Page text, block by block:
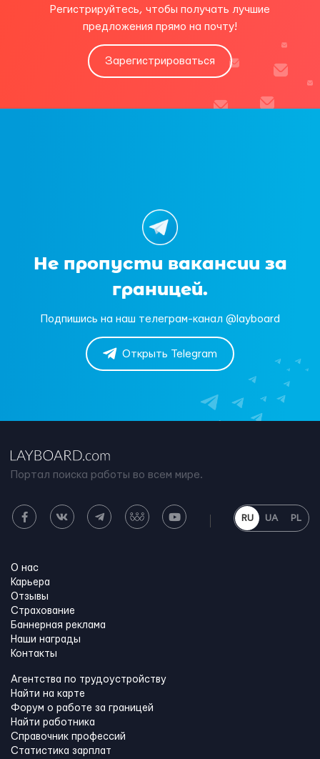
Регистрируйтесь, чтобы получать лучшие
предложения прямо на почту!
Зарегистрироваться
Не пропусти вакансии за
границей.
Подпишись на наш телеграм-канал @layboard
Открыть Telegram
Портал поиска работы во всем мире.
RU UA PL
О нас
Карьера
Отзывы
Страхование
Баннерная реклама
Наши награды
Контакты
Агентства по трудоустройству
Найти на карте
Форум о работе за границей
Найти работника
Справочник профессий
Статистика зарплат